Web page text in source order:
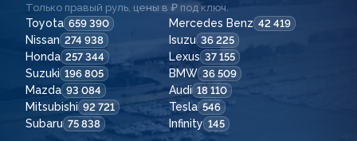
Только правый руль, цены в ₽ под ключ.
Toyota 659 390 Mercedes Benz 42 419
Nissan 274 938 Isuzu 36 225
Honda 257 344 Lexus 37 155
Suzuki 196 805 BMW 36 509
Mazda 93 084 Audi 18 110
Mitsubishi 92 721 Tesla 546
Subaru 75 838 Infinity 145